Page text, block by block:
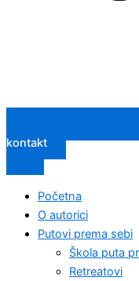
kontakt
Početna
O autorici
Putovi prema sebi
Škola puta
Retreatovi